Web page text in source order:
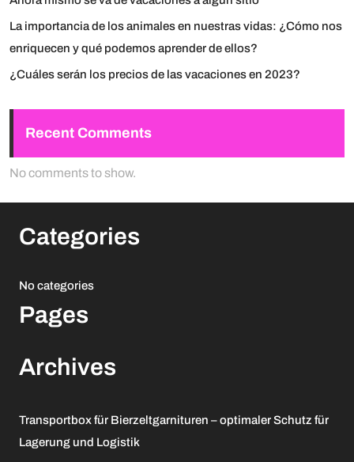
La importancia de los animales en nuestras vidas: ¿Cómo nos
enriquecen y qué podemos aprender de ellos?
¿Cuáles serán los precios de las vacaciones en 2023?
Recent Comments
No comments to show.
Categories
No categories
Pages
Archives
Transportbox für Bierzeltgarnituren – optimaler Schutz für
Lagerung und Logistik